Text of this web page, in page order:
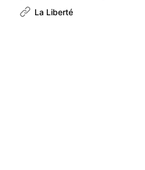
La Liberté